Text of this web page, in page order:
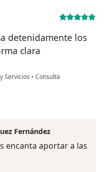
detenidamente los
clara
Servicios • Consulta
Fernández
encanta aportar a las